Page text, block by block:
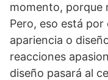
momento, porque
Pero, eso está por
apariencia o
reacciones
diseño pasará al